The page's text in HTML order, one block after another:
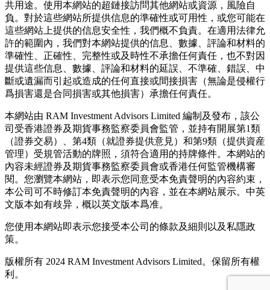
共用途。使用本網站的超鏈接訪問其他網站或資源，風險自
負。對於這些網站所提供信息的準確性或可用性，或您可能在
這些網站上提供的信息安全性，我們概不負責。在適用法律允
許的範圍內，我們對本網站提供的信息、數據、評論和材料的
準確性、正確性、完整性或及時性不承擔任何責任，也不對因
提供這些信息、數據、評論和材料的延誤、不準確、錯誤、中
斷或遺漏而引起或造成的任何直接或間接損害（無論是侵權行
爲損害還是合同損害或其他損害）承擔任何責任。
本網站由 RAM Investment Advisors Limited 編制及發布，該公
司受香港證券及期貨事務監察委員會監管，並持有開展第1類
（證券交易）、第4類（就證券提供意見）和第9類（提供資産
管理）受規管活動的牌照，須符合適用的持牌條件。本網站的
內容未經證券及期貨事務監察委員會或香港任何監管機構審
閱。您瀏覽本網站，即表示您同意受本免責聲明的內容約束，
本公司可不時修訂本免責聲明的內容，並在本網站展示。中英
文版本如有歧异，概以英文版本爲准。
您使用本網站即表示您接受本公司的條款及細則以及私隱政
策。
版權所有 2024 RAM Investment Advisors Limited。保留所有權
利。